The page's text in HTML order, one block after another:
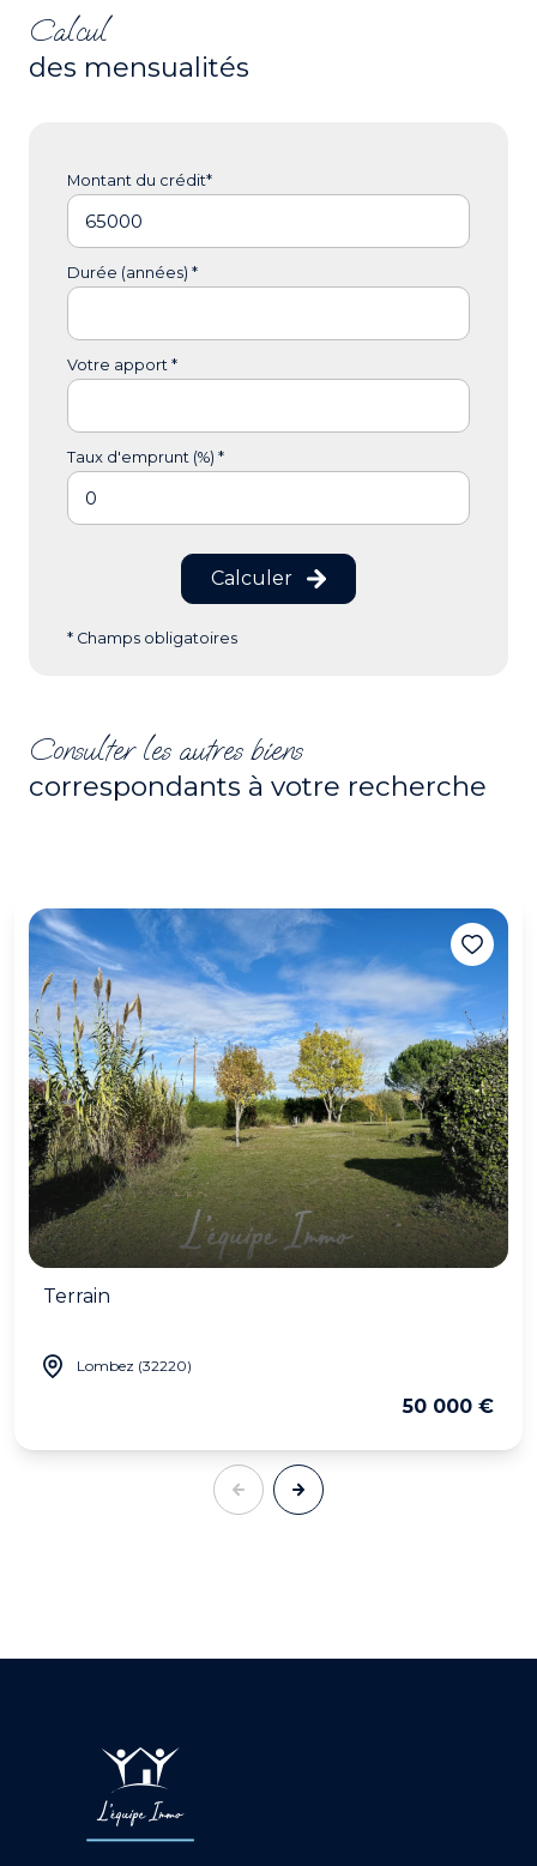
Calcul
des mensualités
Montant du crédit*
Durée (années) *
Votre apport *
Taux d'emprunt (%) *
Calculer
* Champs obligatoires
Consulter les autres biens
correspondants à votre recherche
Terrain
Lombez (32220)
50 000 €